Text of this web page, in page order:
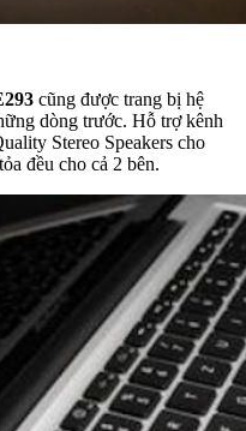
cũng được trang bị hệ
dòng trước. Hỗ trợ kênh
Stereo Speakers cho
đều cho cả 2 bên.